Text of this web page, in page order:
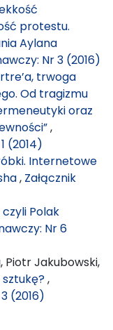
protestu.
Aylana
Nr 3 (2016)
trwoga
Od tragizmu
oraz
,
(2014)
Internetowe
, Załącznik
czyli Polak
Nr 6
Piotr Jakubowski,
,
(2016)